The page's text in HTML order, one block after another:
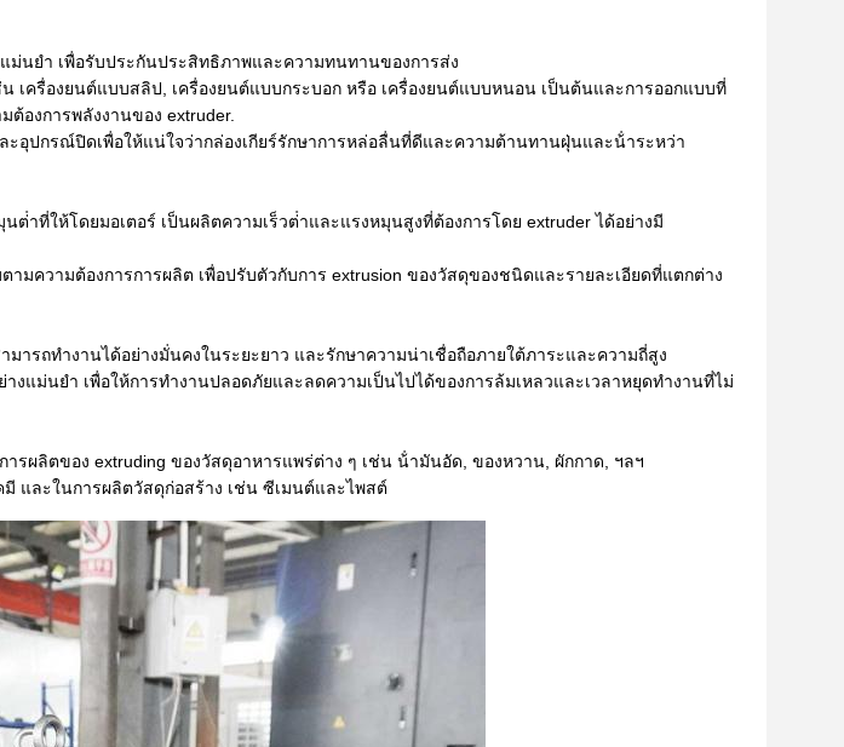
ม่นยํา เพื่อรับประกันประสิทธิภาพและความทนทานของการส่ง
เครื่องยนต์แบบสลิป, เครื่องยนต์แบบกระบอก หรือ เครื่องยนต์แบบหนอน เป็นต้นและการออกแบบที่
ต้องการพลังงานของ extruder.
อุปกรณ์ปิดเพื่อให้แน่ใจว่ากล่องเกียร์รักษาการหล่อลื่นที่ดีและความต้านทานฝุ่นและน้ําระหว่า
ต่ําที่ให้โดยมอเตอร์ เป็นผลิตความเร็วต่ําและแรงหมุนสูงที่ต้องการโดย extruder ได้อย่างมี
ามความต้องการการผลิต เพื่อปรับตัวกับการ extrusion ของวัสดุของชนิดและรายละเอียดที่แตกต่าง
ารถทํางานได้อย่างมั่นคงในระยะยาว และรักษาความน่าเชื่อถือภายใต้ภาระและความถี่สูง
แม่นยํา เพื่อให้การทํางานปลอดภัยและลดความเป็นไปได้ของการล้มเหลวและเวลาหยุดทํางานที่ไม่
รผลิตของ extruding ของวัสดุอาหารแพร่ต่าง ๆ เช่น น้ํามันอัด, ของหวาน, ผักกาด, ฯลฯ
และในการผลิตวัสดุก่อสร้าง เช่น ซีเมนต์และไพสต์